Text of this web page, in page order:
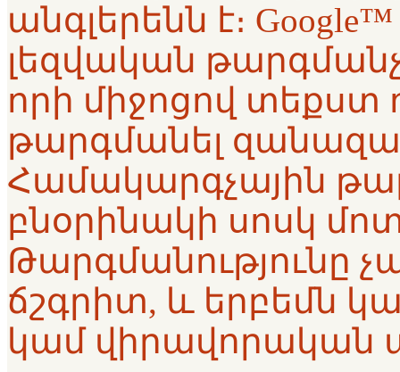
անգլերենն է։
լեզվական
որի միջոցով տեքստ
թարգմանել զանազան
Համակարգչային
բնօրինակի սոսկ
Թարգմանությունը
ճշգրիտ, և երբեմն
կամ վիրավորական